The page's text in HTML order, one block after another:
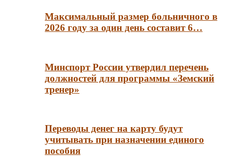
Максимальный размер больничного в
2026 году за один день составит 6…
Минспорт России утвердил перечень
должностей для программы «Земский
тренер»
Переводы денег на карту будут
учитывать при назначении единого
пособия